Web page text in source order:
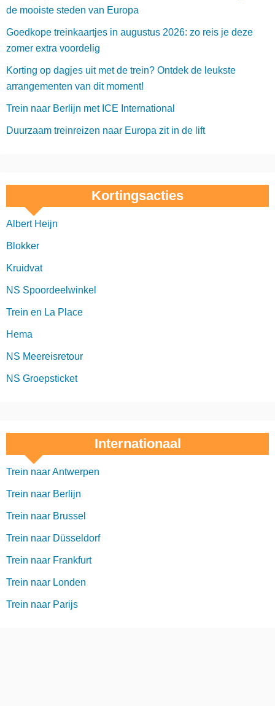
de mooiste steden van Europa
Goedkope treinkaartjes in augustus 2026: zo reis je deze
zomer extra voordelig
Korting op dagjes uit met de trein? Ontdek de leukste
arrangementen van dit moment!
Trein naar Berlijn met ICE International
Duurzaam treinreizen naar Europa zit in de lift
Kortingsacties
Albert Heijn
Blokker
Kruidvat
NS Spoordeelwinkel
Trein en La Place
Hema
NS Meereisretour
NS Groepsticket
Internationaal
Trein naar Antwerpen
Trein naar Berlijn
Trein naar Brussel
Trein naar Düsseldorf
Trein naar Frankfurt
Trein naar Londen
Trein naar Parijs